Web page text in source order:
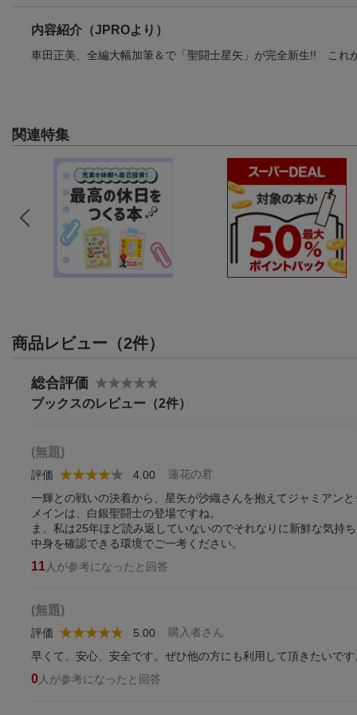
内容紹介（JPROより）
車田正美、全編大幅加筆＆で「聖闘士星矢」が完全新生!! これ
関連特集
商品レビュー（2件）
総合評価
ブックスのレビュー（2件）
(無題)
蓮花の君
評価
4.00
一輝との戦いの決着から、星矢が沙織さんを抱えてジャミアン
メインは、白銀聖闘士の登場ですね。
ま、私は25年ほど読み返していないのでそれなりに新鮮な気持
中身を確認できる環境でご一考ください。
11 人が参考になったと回答
(無題)
購入者さん
評価
5.00
早くて、安心、安全です。ぜひ他の方にも利用して頂きたいです
0 人が参考になったと回答